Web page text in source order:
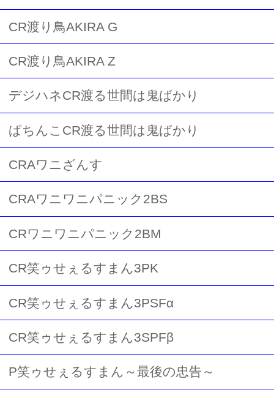
CR渡り鳥AKIRA G
CR渡り鳥AKIRA Z
デジハネCR渡る世間は鬼ばかり
ぱちんこCR渡る世間は鬼ばかり
CRAワニざんす
CRAワニワニパニック2BS
CRワニワニパニック2BM
CR笑ゥせぇるすまん3PK
CR笑ゥせぇるすまん3PSFα
CR笑ゥせぇるすまん3SPFβ
P笑ゥせぇるすまん～最後の忠告～